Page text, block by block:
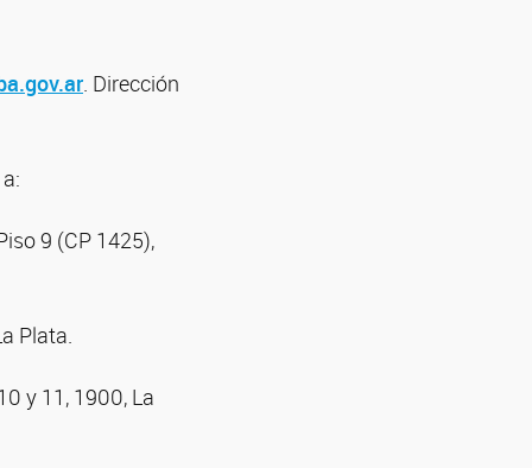
. Dirección
9 (CP 1425),
Plata.
y 11, 1900, La